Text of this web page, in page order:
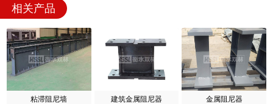
相关产品
粘滞阻尼墙 建筑金属阻尼器 金属阻尼器